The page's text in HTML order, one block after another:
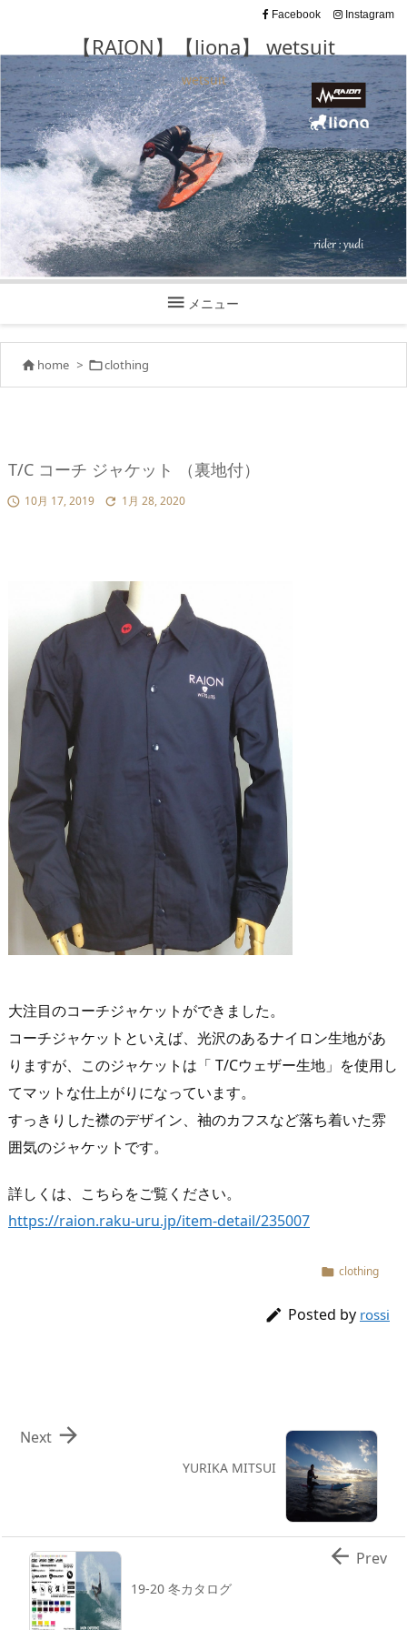
【RAION】【liona】 wetsuit
wetsuit
 メニュー
Facebook Instagram
 home > clothing
T/C コーチ ジャケット （裏地付）
 10月 17, 2019  1月 28, 2020
大注目のコーチジャケットができました。
コーチジャケットといえば、光沢のあるナイロン生地があ
りますが、このジャケットは「 T/Cウェザー生地」を使用し
てマットな仕上がりになっています。
すっきりした襟のデザイン、袖のカフスなど落ち着いた雰
囲気のジャケットです。
詳しくは、こちらをご覧ください。
https://raion.raku-uru.jp/item-detail/235007
 clothing
 Posted by rossi
YURIKA MITSUI

Next
19-20 冬カタログ
 Prev